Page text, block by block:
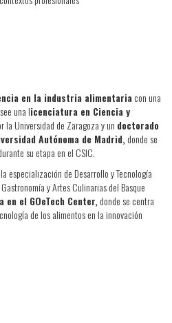
en la industria alimentaria con una
una licenciatura en Ciencia y
la Universidad de Zaragoza y un doctorado
Autónoma de Madrid, donde se
su etapa en el CSIC.
especialización de Desarrollo y Tecnología
y Artes Culinarias del Basque
en el GOeTech Center, donde se centra
de los alimentos en la innovación